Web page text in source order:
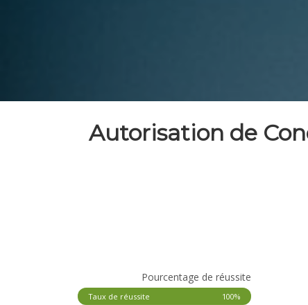
Autorisation de
Pourcentage de réussite
Taux de réussite 100%